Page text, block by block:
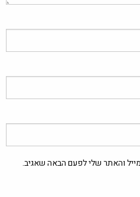
והאתר שלי לפעם הבאה שאגיב.